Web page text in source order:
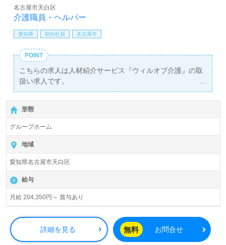
介護職員・ヘルパー
名古屋市天白区
愛知県 契約社員 名古屋市
POINT
こちらの求人は人材紹介サービス『ウィルオブ介護』の取
扱い求人です。
詳細に関してお気軽にご相談ください♪
【無料】で皆さんの転職活動をサポートいたします。
形態
グループホーム
地域
愛知県名古屋市天白区
給与
月給 204,350円～ 賞与あり
詳細を見る 無料 お問合せ